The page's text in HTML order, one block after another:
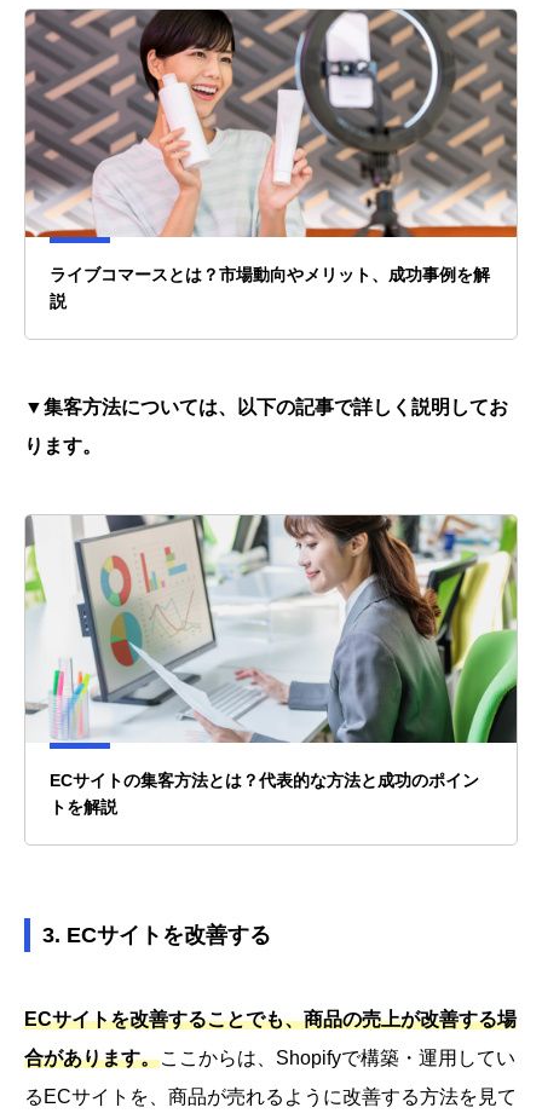
ライブコマースとは？市場動向やメリット、成功事例を解
説
▼集客方法については、以下の記事で詳しく説明してお
ります。
ECサイトの集客方法とは？代表的な方法と成功のポイン
トを解説
3. ECサイトを改善する
ECサイトを改善することでも、商品の売上が改善する場
合があります。ここからは、Shopifyで構築・運用してい
るECサイトを、商品が売れるように改善する方法を見て